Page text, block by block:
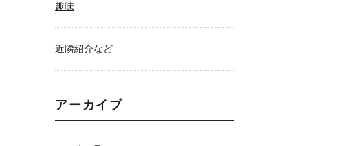
趣味
近隣紹介など
アーカイブ